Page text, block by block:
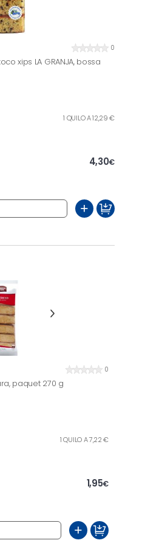
0
xips LA GRANJA, bossa
1 QUILO A 12,29 €
4,30€
+
0
paquet 270 g
1 QUILO A 7,22 €
1,95€
+